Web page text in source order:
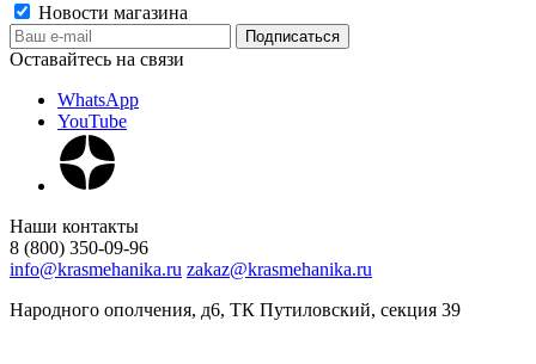
Новости магазина
Оставайтесь на связи
WhatsApp
YouTube
Наши контакты
8 (800) 350-09-96
info@krasmehanika.ru zakaz@krasmehanika.ru
Народного ополчения, д6, ТК Путиловский, секция 39